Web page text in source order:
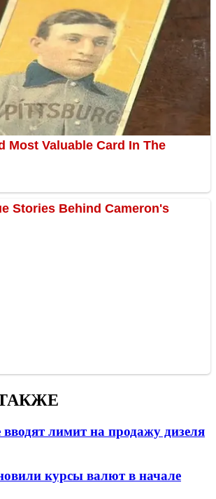
лимит на продажу дизеля
курсы валют в начале